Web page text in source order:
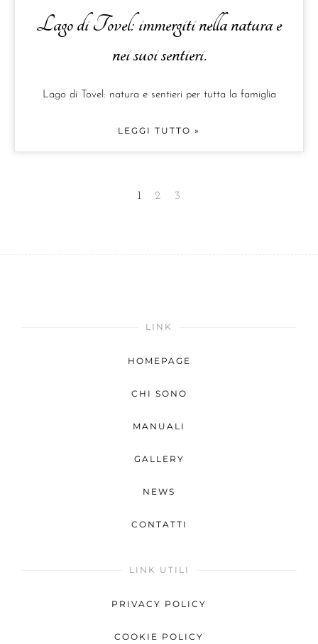
Lago di Tovel: immergiti nella natura e
nei suoi sentieri.
Lago di Tovel: natura e sentieri per tutta la famiglia
LEGGI TUTTO »
1 2 3
LINK
HOMEPAGE
CHI SONO
MANUALI
GALLERY
NEWS
CONTATTI
LINK UTILI
PRIVACY POLICY
COOKIE POLICY